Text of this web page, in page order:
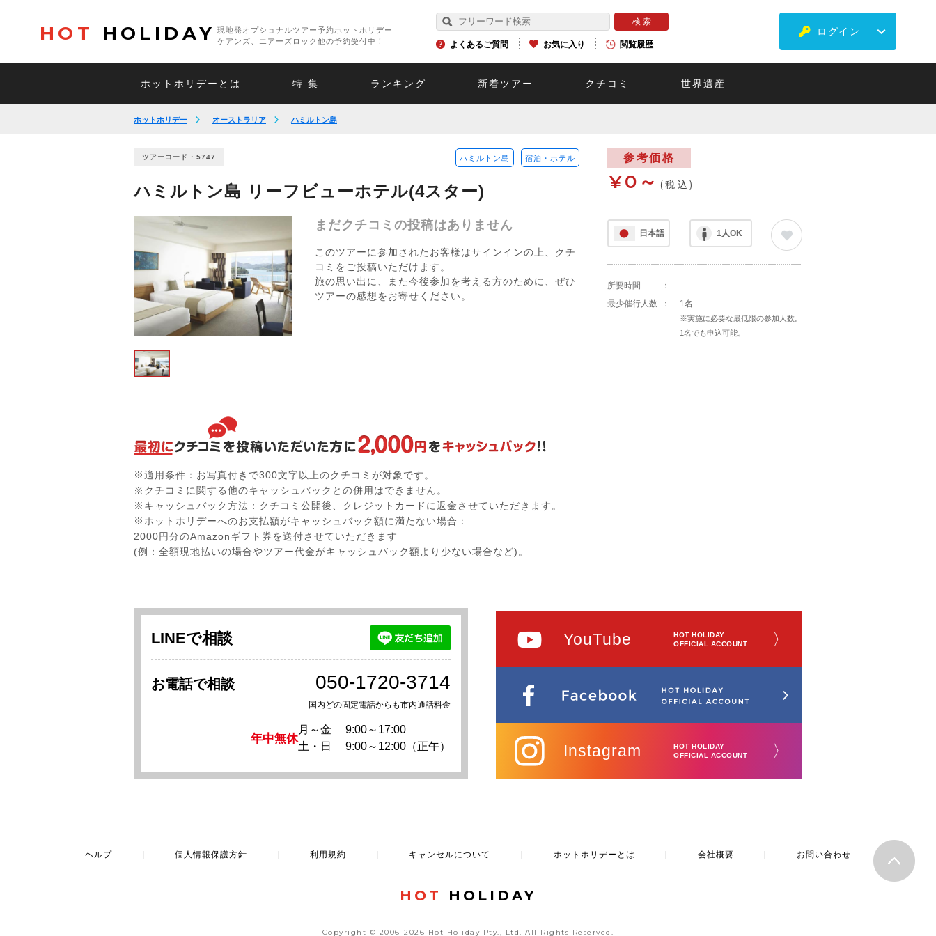
HOT HOLIDAY
現地発オプショナルツアー予約ホットホリデー
ケアンズ、エアーズロック他の予約受付中！
よくあるご質問 お気に入り 閲覧履歴
ログイン
ホットホリデーとは 特 集 ランキング 新着ツアー クチコミ 世界遺産
ホットホリデー オーストラリア ハミルトン島
ツアーコード : 5747 ハミルトン島 宿泊・ホテル
ハミルトン島 リーフビューホテル(4スター)
まだクチコミの投稿はありません
このツアーに参加されたお客様はサインインの上、クチ
コミをご投稿いただけます。
旅の思い出に、また今後参加を考える方のために、ぜひ
ツアーの感想をお寄せください。
※適用条件：お写真付きで300文字以上のクチコミが対象です。
※クチコミに関する他のキャッシュバックとの併用はできません。
※キャッシュバック方法：クチコミ公開後、クレジットカードに返金させていただきます。
※ホットホリデーへのお支払額がキャッシュバック額に満たない場合：
2000円分のAmazonギフト券を送付させていただきます
(例：全額現地払いの場合やツアー代金がキャッシュバック額より少ない場合など)。
参考価格
¥0～ (税込)
日本語 1人OK
所要時間
：
最少催行人数
： 1名
※実施に必要な最低限の参加人数。
1名でも申込可能。
LINEで相談
お電話で相談 050-1720-3714
国内どの固定電話からも市内通話料金
年中無休
月～金
9:00～17:00
土・日
9:00～12:00（正午）
YouTube
HOT HOLIDAY
OFFICIAL ACCOUNT
〉
Instagram
HOT HOLIDAY
OFFICIAL ACCOUNT
〉
ヘルプ 個人情報保護方針 利用規約 キャンセルについて ホットホリデーとは 会社概要 お問い合わせ
HOT HOLIDAY
Copyright © 2006-2026 Hot Holiday Pty., Ltd.All Rights Reserved.